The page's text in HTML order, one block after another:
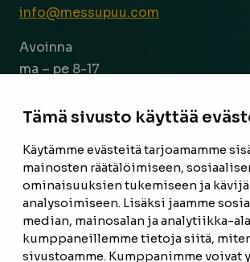
Tämä sivusto käyttää
Käytämme evästeitä tarjoamamme
mainosten räätälöimiseen,
ominaisuuksien tukemiseen ja
analysoimiseen. Lisäksi jaamme
median, mainosalan ja analytiikka-
kumppaneillemme tietoja siitä,
sivustoamme. Kumppanimme voivat
info@messupuu.com
Avoinna
ma – pe 8-17
ETUSIVU
TUOTTEET
REFERENSSIT